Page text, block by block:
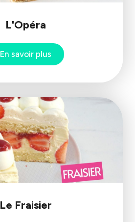
L'Opéra
En savoir plus
Le Fraisier